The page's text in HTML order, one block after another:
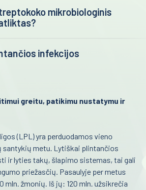
ligos
tyrimai
mikrobiologinis tyrimas neatliktas?
infekcijos
mikrobiologinis
infekcijos
greitu, patikimu nustatymu ir
(LPL) yra perduodamos vieno
santykių metu. Lytiškai plintančios
ir lyties takų, šlapimo sistemas, tai gali
priežasčių. Pasaulyje per metus
mln. žmonių. Iš jų: 120 mln. užsikrečia